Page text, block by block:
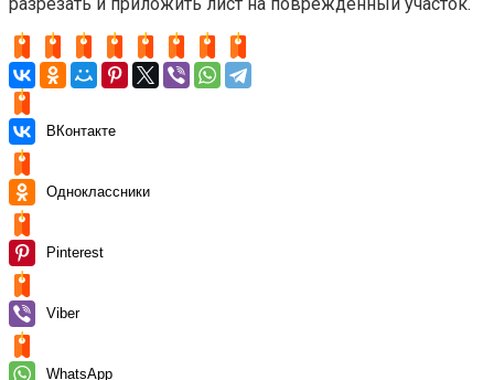
ВКонтакте
Одноклассники
Pinterest
Viber
WhatsApp